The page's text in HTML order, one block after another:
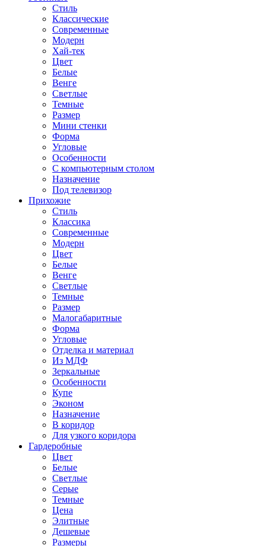
Стиль
Классические
Современные
Модерн
Хай-тек
Цвет
Белые
Венге
Светлые
Темные
Размер
Мини стенки
Форма
Угловые
Особенности
С компьютерным столом
Назначение
Под телевизор
Прихожие
Стиль
Классика
Современные
Модерн
Цвет
Белые
Венге
Светлые
Темные
Размер
Малогабаритные
Форма
Угловые
Отделка и материал
Из МДФ
Зеркальные
Особенности
Купе
Эконом
Назначение
В коридор
Для узкого коридора
Гардеробные
Цвет
Белые
Светлые
Серые
Темные
Цена
Элитные
Дешевые
Размеры